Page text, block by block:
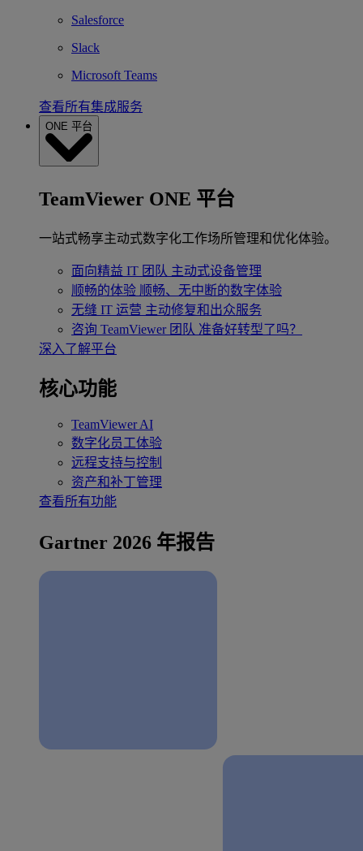
Salesforce
Slack
Microsoft Teams
查看所有集成服务
ONE 平台
TeamViewer ONE 平台
一站式畅享主动式数字化工作场所管理和优化体验。
面向精益 IT 团队 主动式设备管理
顺畅的体验 顺畅、无中断的数字体验
无缝 IT 运营 主动修复和出众服务
咨询 TeamViewer 团队 准备好转型了吗？
深入了解平台
核心功能
TeamViewer AI
数字化员工体验
远程支持与控制
资产和补丁管理
查看所有功能
Gartner 2026 年报告